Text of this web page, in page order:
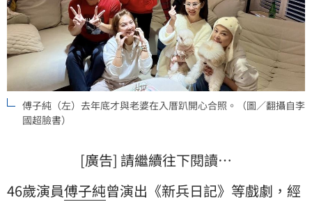
傅子純（左）去年底才與老婆在入厝趴開心合照。（圖／翻攝自李
國超臉書）
[廣告] 請繼續往下閱讀…
46歲演員傅子純曾演出《新兵日記》等戲劇，經